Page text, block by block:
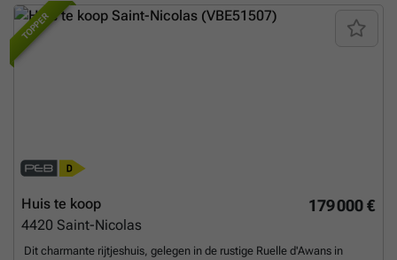
TOPPER
179 000 €
Huis te koop
4420 Saint-Nicolas
Dit charmante rijtjeshuis, gelegen in de rustige Ruelle d'Awans in